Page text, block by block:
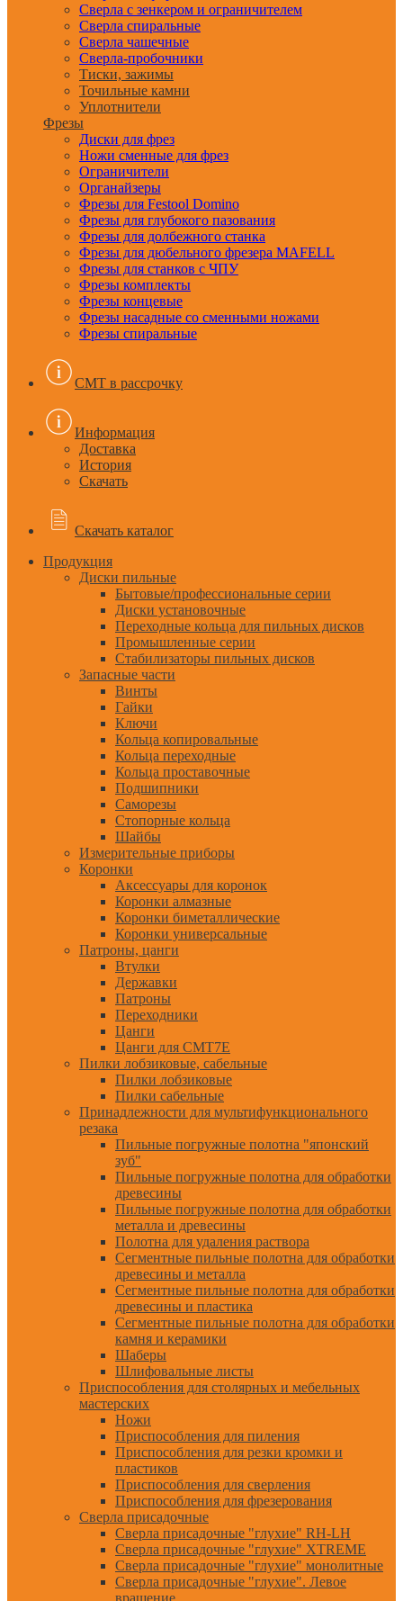
Сверла с зенкером и ограничителем
Сверла спиральные
Сверла чашечные
Сверла-пробочники
Тиски, зажимы
Точильные камни
Уплотнители
Фрезы
Диски для фрез
Ножи сменные для фрез
Ограничители
Органайзеры
Фрезы для Festool Domino
Фрезы для глубокого пазования
Фрезы для долбежного станка
Фрезы для дюбельного фрезера MAFELL
Фрезы для станков с ЧПУ
Фрезы комплекты
Фрезы концевые
Фрезы насадные со сменными ножами
Фрезы спиральные
CMT в рассрочку
Информация
Доставка
История
Скачать
Скачать каталог
Продукция
Диски пильные
Бытовые/профессиональные серии
Диски установочные
Переходные кольца для пильных дисков
Промышленные серии
Стабилизаторы пильных дисков
Запасные части
Винты
Гайки
Ключи
Кольца копировальные
Кольца переходные
Кольца проставочные
Подшипники
Саморезы
Стопорные кольца
Шайбы
Измерительные приборы
Коронки
Аксессуары для коронок
Коронки алмазные
Коронки биметаллические
Коронки универсальные
Патроны, цанги
Втулки
Державки
Патроны
Переходники
Цанги
Цанги для CMT7E
Пилки лобзиковые, сабельные
Пилки лобзиковые
Пилки сабельные
Принадлежности для мультифункционального
резака
Пильные погружные полотна "японский
зуб"
Пильные погружные полотна для обработки
древесины
Пильные погружные полотна для обработки
металла и древесины
Полотна для удаления раствора
Сегментные пильные полотна для обработки
древесины и металла
Сегментные пильные полотна для обработки
древесины и пластика
Сегментные пильные полотна для обработки
камня и керамики
Шаберы
Шлифовальные листы
Приспособления для столярных и мебельных
мастерских
Ножи
Приспособления для пиления
Приспособления для резки кромки и
пластиков
Приспособления для сверления
Приспособления для фрезерования
Сверла присадочные
Сверла присадочные "глухие" RH-LH
Сверла присадочные "глухие" XTREME
Сверла присадочные "глухие" монолитные
Сверла присадочные "глухие". Левое
вращение